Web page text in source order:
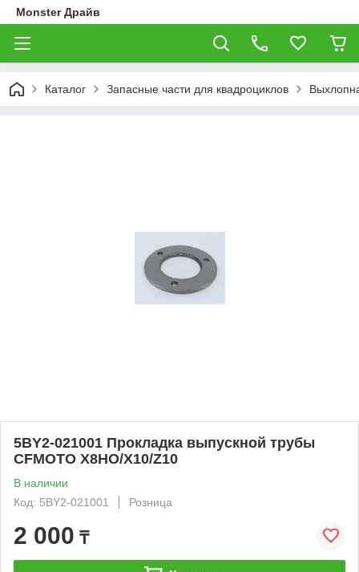
Monster Драйв
Каталог Запасные части для квадроциклов
5BY2-021001 Прокладка выпускной трубы
CFMOTO X8HO/X10/Z10
В наличии
Код: 5BY2-021001
Розница
2 000 ₸